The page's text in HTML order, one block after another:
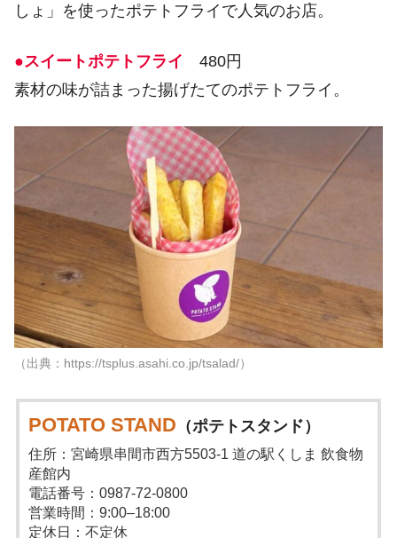
しょ」を使ったポテトフライで人気のお店。
●スイートポテトフライ 480円
素材の味が詰まった揚げたてのポテトフライ。
（出典：https://tsplus.asahi.co.jp/tsalad/）
POTATO STAND （ポテトスタンド）
住所：宮崎県串間市西方5503-1 道の駅くしま 飲食物
産館内
電話番号：0987-72-0800
営業時間：9:00–18:00
定休日：不定休